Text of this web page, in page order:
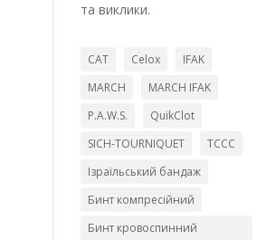
та виклики.
CAT Celox
IFAK
MARCH
MARCH IFAK
P.A.W.S.
QuikClot
SICH-TOURNIQUET
TCCC
Ізраїльський бандаж
Бинт компресійний
Бинт кровоспинний